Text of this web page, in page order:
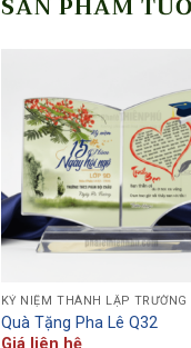
KỶ NIỆM THÀNH LẬP TRƯỜNG
Quà Tặng Pha Lê Q32